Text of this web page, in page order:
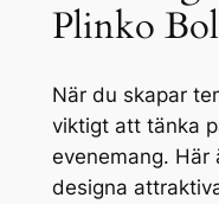
Plinko
När du skapar
viktigt att tänka
evenemang.
designa